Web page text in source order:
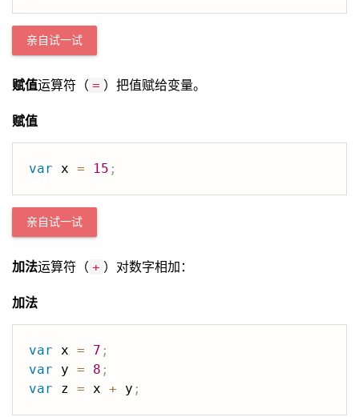
亲自试一试
赋值运算符（ = ）把值赋给变量。
赋值
var x = 15 ;
亲自试一试
加法运算符（ + ）对数字相加：
加法
var x = 7 ;
var y = 8 ;
var z = x + y ;